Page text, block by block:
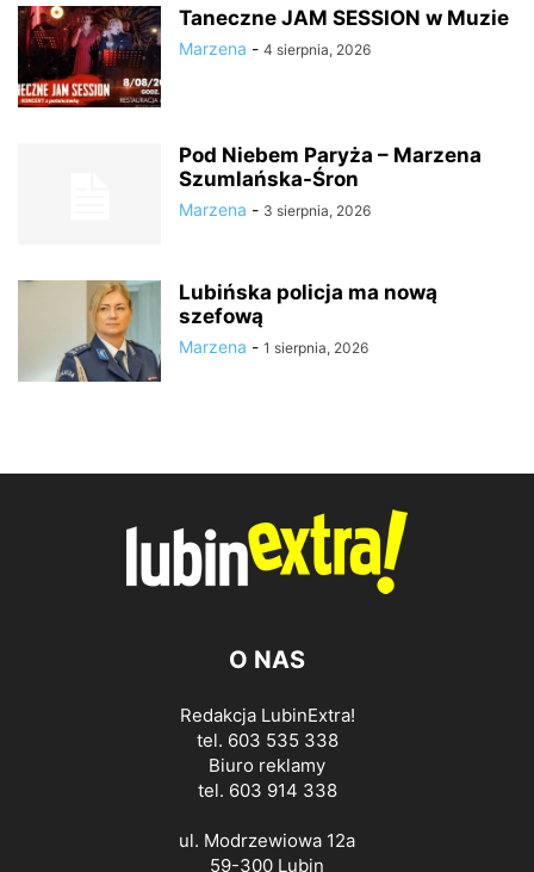
Taneczne JAM SESSION w Muzie
Marzena - 4 sierpnia, 2026
Pod Niebem Paryża – Marzena
Szumlańska-Śron
Marzena - 3 sierpnia, 2026
Lubińska policja ma nową
szefową
Marzena - 1 sierpnia, 2026
O NAS
Redakcja LubinExtra!
tel. 603 535 338
Biuro reklamy
tel. 603 914 338
ul. Modrzewiowa 12a
59-300 Lubin